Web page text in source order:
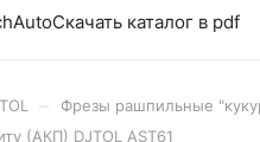
Скачать каталог в pdf
Фрезы рашпильные
(АКП) DJTOL AST61